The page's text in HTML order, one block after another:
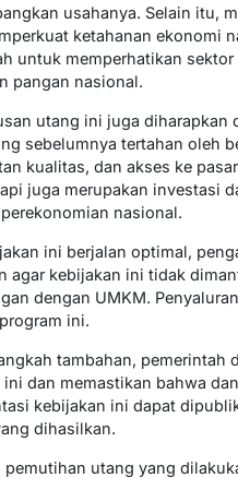
usahanya. Selain itu,
ketahanan ekonomi
untuk memperhatikan
pangan nasional.
utang ini juga
sebelumnya tertahan oleh
kualitas, dan akses ke
juga merupakan investasi
nasional.
ini berjalan optimal,
agar kebijakan ini tidak
dengan UMKM.
ini.
tambahan, pemerintah
ini dan memastikan bahwa
kebijakan ini dapat
dihasilkan.
pemutihan utang yang